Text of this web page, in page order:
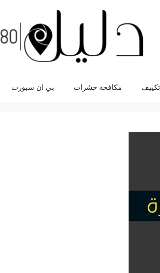
تكييف مكافحة حشرات بي ان سبورت